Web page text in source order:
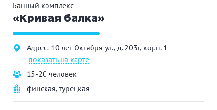
Банный комплекс
«Кривая балка»
Адрес: 10 лет Октября ул., д. 203г, корп. 1
показать на карте
15-20 человек
финская, турецкая